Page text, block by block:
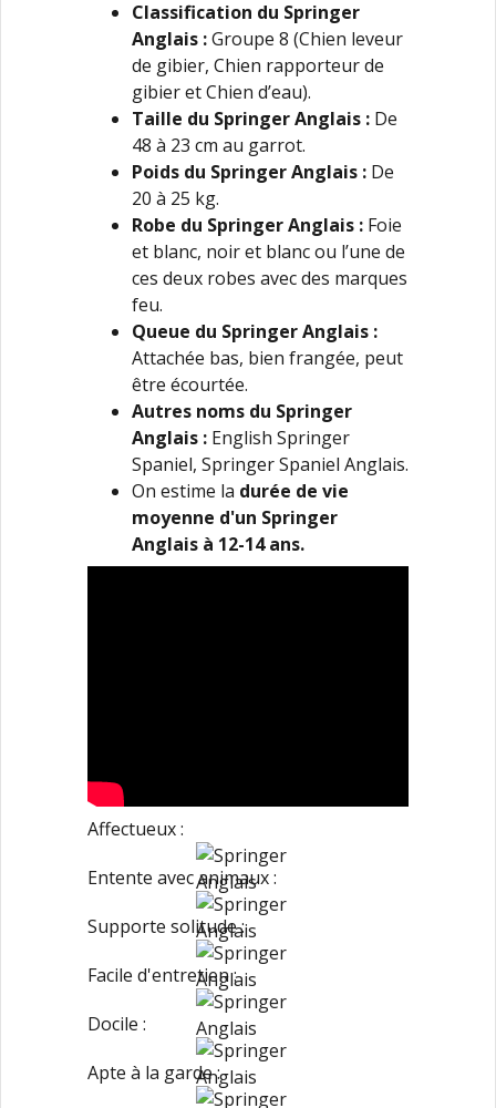
Classification du Springer
Anglais :Groupe 8 (Chien leveur
de gibier, Chien rapporteur de
gibier et Chien d’eau).
Taille du Springer Anglais : De
48 à 23 cm au garrot.
Poids du Springer Anglais : De
20 à 25 kg.
Robe du Springer Anglais : Foie
et blanc, noir et blanc ou l’une de
ces deux robes avec des marques
feu.
Queue du Springer Anglais :
Attachée bas, bien frangée, peut
être écourtée.
Autres noms du Springer
Anglais : English Springer
Spaniel, Springer Spaniel Anglais.
On estime la durée de vie
moyenne d'un Springer
Anglais à 12-14 ans.
Affectueux :
Entente avec animaux :
Supporte solitude :
Facile d'entretien :
Docile :
Apte à la garde :